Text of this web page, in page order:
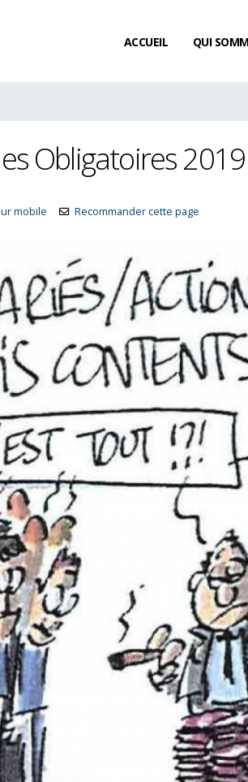
ACCUEIL QUI
Obligatoires 2019
mobile Recommander cette page
L’acquisition de congés payés
est-elle maintenue pendant
l’arrêt maladie ?